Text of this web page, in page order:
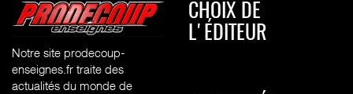
Notre site prodecoup-
enseignes.fr traite des
actualités du monde de
CHOIX DE
L'ÉDITEUR